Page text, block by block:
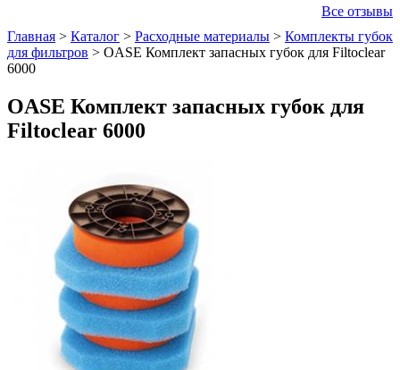
Все отзывы
Главная > Каталог > Расходные материалы > Комплекты губок
для фильтров > OASE Комплект запасных губок для Filtoclear
6000
OASE Комплект запасных губок для
Filtoclear 6000